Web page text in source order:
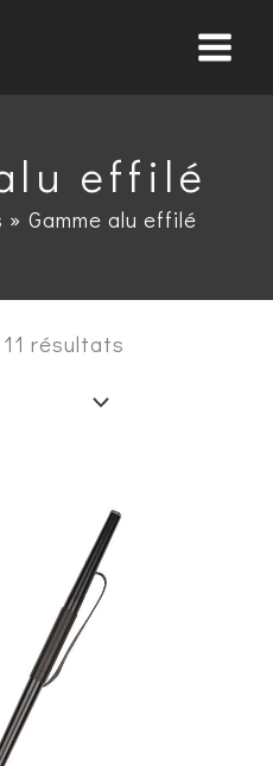
effilé
Gamme alu effilé
résultats